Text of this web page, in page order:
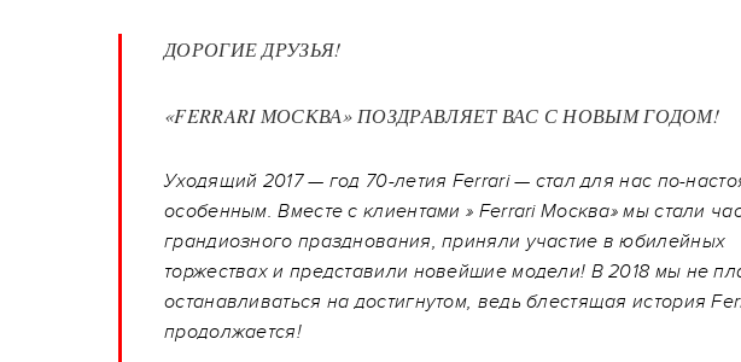
ДОРОГИЕ ДРУЗЬЯ!
«FERRARI МОСКВА» ПОЗДРАВЛЯЕТ ВАС С НОВЫМ ГОДОМ!
Уходящий 2017 — год 70-летия Ferrari — стал для нас по-
особенным. Вместе с клиентами » Ferrari Москва» мы стали
грандиозного празднования, приняли участие в юбилейных
торжествах и представили новейшие модели! В 2018 мы не
останавливаться на достигнутом, ведь блестящая история
продолжается!